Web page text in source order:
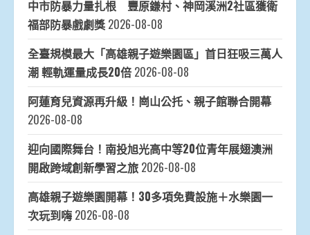
中市防暴力量扎根 豐原鎌村、神岡溪洲2社區獲衛
福部防暴戲劇獎 2026-08-08
全臺規模最大「高雄親子遊樂園區」首日狂吸三萬人
潮 輕軌運量成長20倍 2026-08-08
阿蓮育兒資源再升級！崗山公托、親子館聯合開幕
2026-08-08
迎向國際舞台！南投旭光高中等20位青年展翅澳洲
開啟跨域創新學習之旅 2026-08-08
高雄親子遊樂園開幕！30多項免費設施＋水樂園一
次玩到嗨 2026-08-08